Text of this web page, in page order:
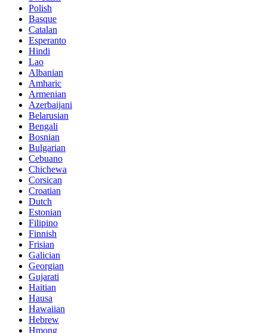
Polish
Basque
Catalan
Esperanto
Hindi
Lao
Albanian
Amharic
Armenian
Azerbaijani
Belarusian
Bengali
Bosnian
Bulgarian
Cebuano
Chichewa
Corsican
Croatian
Dutch
Estonian
Filipino
Finnish
Frisian
Galician
Georgian
Gujarati
Haitian
Hausa
Hawaiian
Hebrew
Hmong